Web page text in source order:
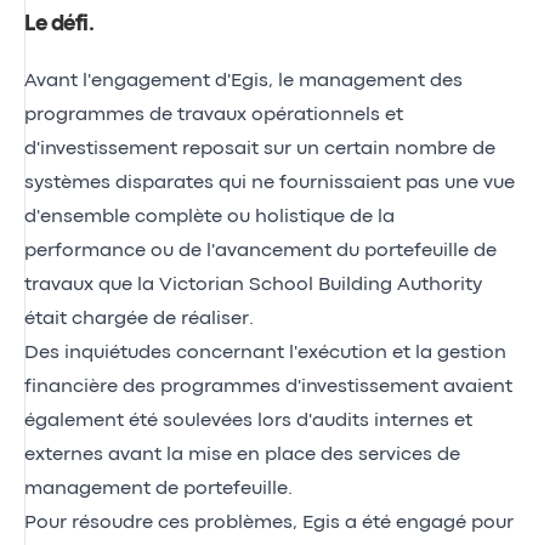
Le défi.
Avant l'engagement d'Egis, le management des
programmes de travaux opérationnels et
d'investissement reposait sur un certain nombre de
systèmes disparates qui ne fournissaient pas une vue
d'ensemble complète ou holistique de la
performance ou de l'avancement du portefeuille de
travaux que la Victorian School Building Authority
était chargée de réaliser.
Des inquiétudes concernant l'exécution et la gestion
financière des programmes d'investissement avaient
également été soulevées lors d'audits internes et
externes avant la mise en place des services de
management de portefeuille.
Pour résoudre ces problèmes, Egis a été engagé pour